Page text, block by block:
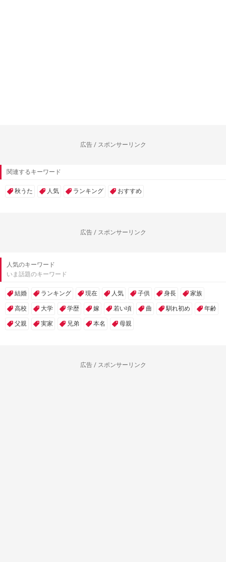
広告 / スポンサーリンク
関連するキーワード
秋うた 人気 ランキング おすすめ
広告 / スポンサーリンク
人気のキーワード
いま話題のキーワード
結婚 ランキング 現在 人気 子供 身長 家族
高校 大学 学歴 嫁 若い頃 曲 馴れ初め 年齢
父親 実家 兄弟 本名 母親
広告 / スポンサーリンク